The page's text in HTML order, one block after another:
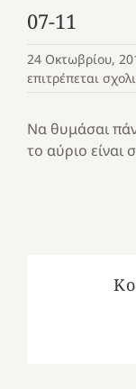
07-11
24 Οκτωβρίου,
επιτρέπεται
Να θυμάσαι
το αύριο είναι